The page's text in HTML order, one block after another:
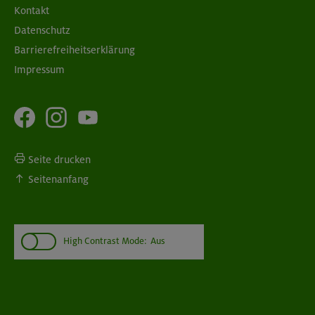
Kontakt
Datenschutz
Barrierefreiheitserklärung
Impressum
Seite drucken
Seitenanfang
High Contrast Mode: Aus